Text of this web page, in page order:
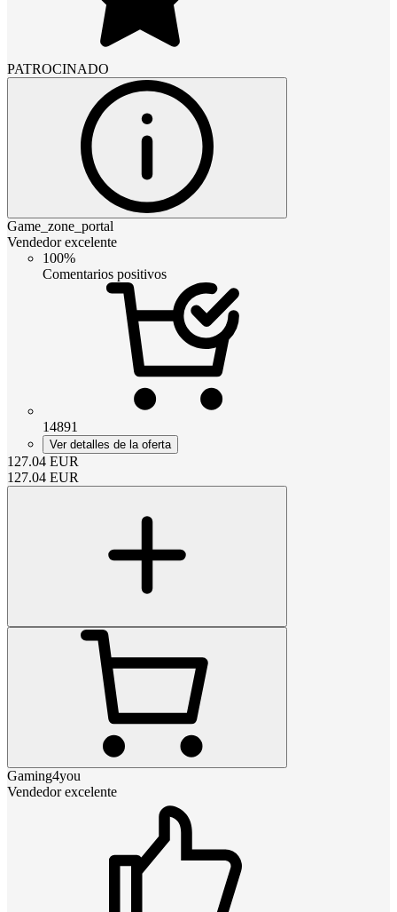
PATROCINADO
Game_zone_portal
Vendedor excelente
100%
Comentarios positivos
14891
Ver detalles de la oferta
127.04 EUR
127.04 EUR
Gaming4you
Vendedor excelente